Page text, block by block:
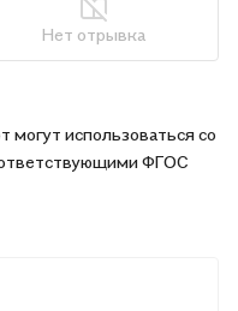
Нет отрывка
могут использоваться со
ФГОС